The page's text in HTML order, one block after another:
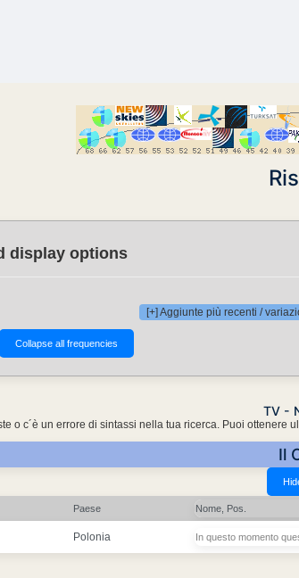
display options
[+] Aggiunte più recenti /
TV -
o c´è un errore di sintassi nella tua ricerca. Puoi
Il
Paese Nome, Pos.
Polonia In questo momento